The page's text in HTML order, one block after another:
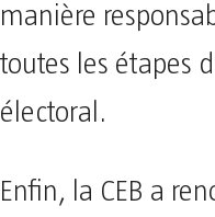
manière
toutes les étapes
électoral.
Enfin, la CEB a